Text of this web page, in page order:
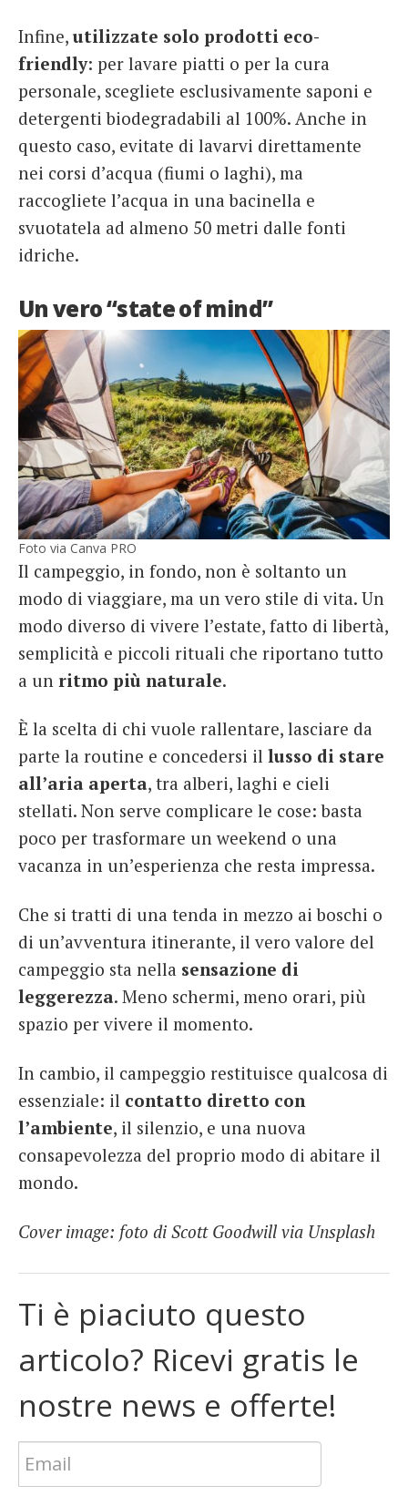
Infine, utilizzate solo prodotti eco-
friendly: per lavare piatti o per la cura
personale, scegliete esclusivamente saponi e
detergenti biodegradabili al 100%. Anche in
questo caso, evitate di lavarvi direttamente
nei corsi d’acqua (fiumi o laghi), ma
raccogliete l’acqua in una bacinella e
svuotatela ad almeno 50 metri dalle fonti
idriche.
Un vero “state of mind”
Foto via Canva PRO
Il campeggio, in fondo, non è soltanto un
modo di viaggiare, ma un vero stile di vita. Un
modo diverso di vivere l’estate, fatto di libertà,
semplicità e piccoli rituali che riportano tutto
a un ritmo più naturale.
È la scelta di chi vuole rallentare, lasciare da
parte la routine e concedersi il lusso di stare
all’aria aperta, tra alberi, laghi e cieli
stellati. Non serve complicare le cose: basta
poco per trasformare un weekend o una
vacanza in un’esperienza che resta impressa.
Che si tratti di una tenda in mezzo ai boschi o
di un’avventura itinerante, il vero valore del
campeggio sta nella sensazione di
leggerezza. Meno schermi, meno orari, più
spazio per vivere il momento.
In cambio, il campeggio restituisce qualcosa di
essenziale: il contatto diretto con
l’ambiente, il silenzio, e una nuova
consapevolezza del proprio modo di abitare il
mondo.
Cover image: foto di Scott Goodwill via Unsplash
Ti è piaciuto questo
articolo? Ricevi gratis le
nostre news e offerte!